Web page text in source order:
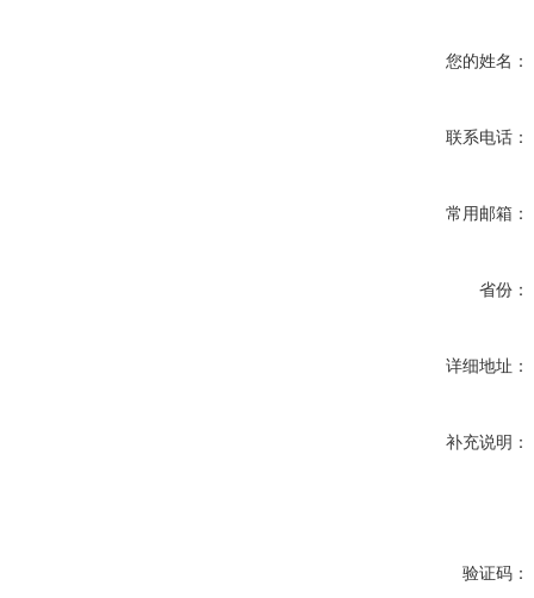
您的姓名：
联系电话：
常用邮箱：
省份：
详细地址：
补充说明：
验证码：